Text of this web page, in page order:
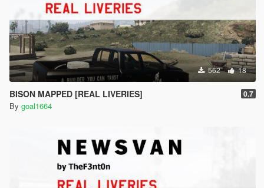
562 18
BISON MAPPED [REAL LIVERIES] 0.7
By goal1664